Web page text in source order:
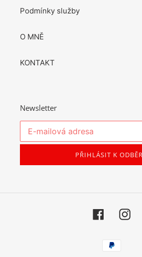
Podmínky služby
O MNĚ
KONTAKT
Newsletter
PŘIHLÁSIT K
Facebook
Platební
metody